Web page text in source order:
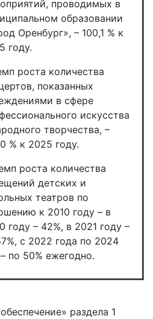
проводимых в
образовании
Оренбург», – 100,1 % к
году.
роста количества
показанных
в сфере
искусства
творчества, –
% к 2025 году.
роста количества
детских и
театров по
к 2010 году – в
году – 42%, в 2021 году –
с 2022 года по 2024
по 50% ежегодно.
раздела 1